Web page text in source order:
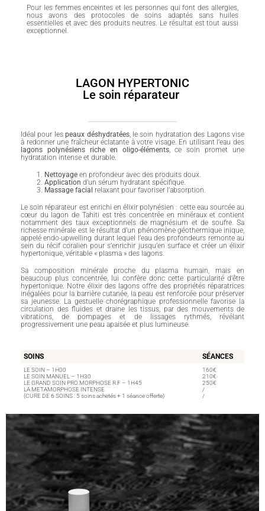
Pour les femmes enceintes et les personnes qui font des allergies,
nous avons des protocoles de soins adaptés sans huiles
essentielles et avec des produits neutres. Le résultat est tout aussi
exceptionnel.
LAGON HYPERTONIC
Le soin réparateur
Idéal pour lespeaux déshydratées, le soin hydratation des Lagons vise
à redonner une fraîcheur éclatante à votre visage. En utilisant l’eau des
lagons polynésiens riche en oligo-éléments, ce soin promet une
hydratation intense et durable.
Nettoyage en profondeur avec des produits doux.
Application d’un sérum hydratant spécifique.
Massage facial relaxant pour favoriser l’absorption.
Le soin réparateur est enrichi en élixir polynésien : cette eau sourcée au
cœur du lagon de Tahiti est très concentrée en minéraux et contient
notamment des taux exceptionnels de magnésium et de soufre. Sa
richesse minérale est le résultat d’un phénomène géothermique inique,
appelé endo-upwelling durant lequel l’eau des profondeurs remonte au
sein du récif coralien pour s’enrichir jusqu’en surface et créer un élixir
hypertonique, véritable « plasma » des lagons.
Sa composition minérale proche du plasma humain, mais en
beaucoup plus concentrée, lui confère donc cette particularité d’être
hypertonique. Notre élixir des lagons offre des propriétés réparatrices
inégalées pour la barrière cutanée, la peau est renforcée pour préserver
sa jeunesse. La gestuelle chorégraphique professionnelle favorise la
circulation des fluides et draine les tissus, par des mouvements de
vibrations, de pompages et de lissages rythmés, révélant
progressivement une peau apaisée et plus lumineuse.
SOINS SÉANCES
LE SOIN – 1H00
LE SOIN MANUEL – 1H30
LE GRAND SOIN PRO.MORPHOSE R.F – 1H45
LA METAMORPHOSE INTENSE
(CURE DE 6 SOINS : 5 soins achetés + 1 séance offerte)
160€
210€
250€
/
/